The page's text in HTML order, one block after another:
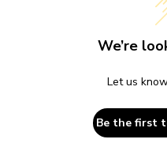
We’re
Let us
Be the first